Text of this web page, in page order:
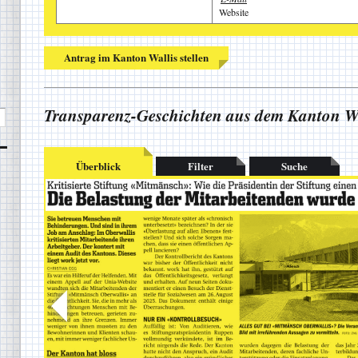
Website
Antrag im Kanton Wallis stellen
Transparenz-Geschichten aus dem Kanton
Überblick Filter Suche
Christian Egg, Work, 05.03.2026
Die Belastung der Mitarbeitenden wurde gar nicht untersucht
DieZeitung «Work»sah gestützt auf das Öffentlichkeitsgesetz
Kontrollbericht des Kantons Wallis zur Stiftung Mitmänsch
bekannt, dass der Kanton kein umfassendes Audit durchgeführt
Kontrollbesuch in einigen wenigen Einrichtungen. Aus dem Bericht
dass nur die Qualität der Betreuung der Bewohnerinnen und
Arbeitsbelastung und die Arbeitsbedingungen der Mitarbeitenden
untersucht.